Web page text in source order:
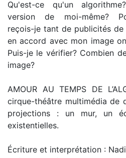
Qu'est-ce qu'un
version de moi-même?
reçois-je tant de publicités de
en accord avec mon image
Puis-je le vérifier? Combien
image?
AMOUR AU TEMPS DE
cirque-théâtre multimédia de
projections : un mur, un
existentielles.
Écriture et interprétation :